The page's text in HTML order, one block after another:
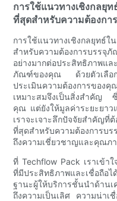
การใช้แนวทางเชิงกลยุท
ที่สุดสำหรับความต้องก
การใช้แนวทางเชิงกลยุทธ์ใ
สำหรับความต้องการบรรจุ
อย่างมากต่อประสิทธิภาพแ
ภัณฑ์ของคุณ ด้วยตัวเลือก
ประเมินความต้องการของคุ
เหมาะสมจึงเป็นสิ่งสำคัญ ซึ่
คุณ แต่ยังให้มูลค่าระยะยา
เราจะเจาะลึกปัจจัยสำคัญที่
ที่สุดสำหรับความต้องการ
ถึงความเชี่ยวชาญและคุณภ
ที่ Techflow Pack เราเข้
ที่มีประสิทธิภาพและเชื่อถือ
ฐานะผู้ให้บริการชั้นนำด้าน
ถึงความเป็นเลิศ ความน่าเ